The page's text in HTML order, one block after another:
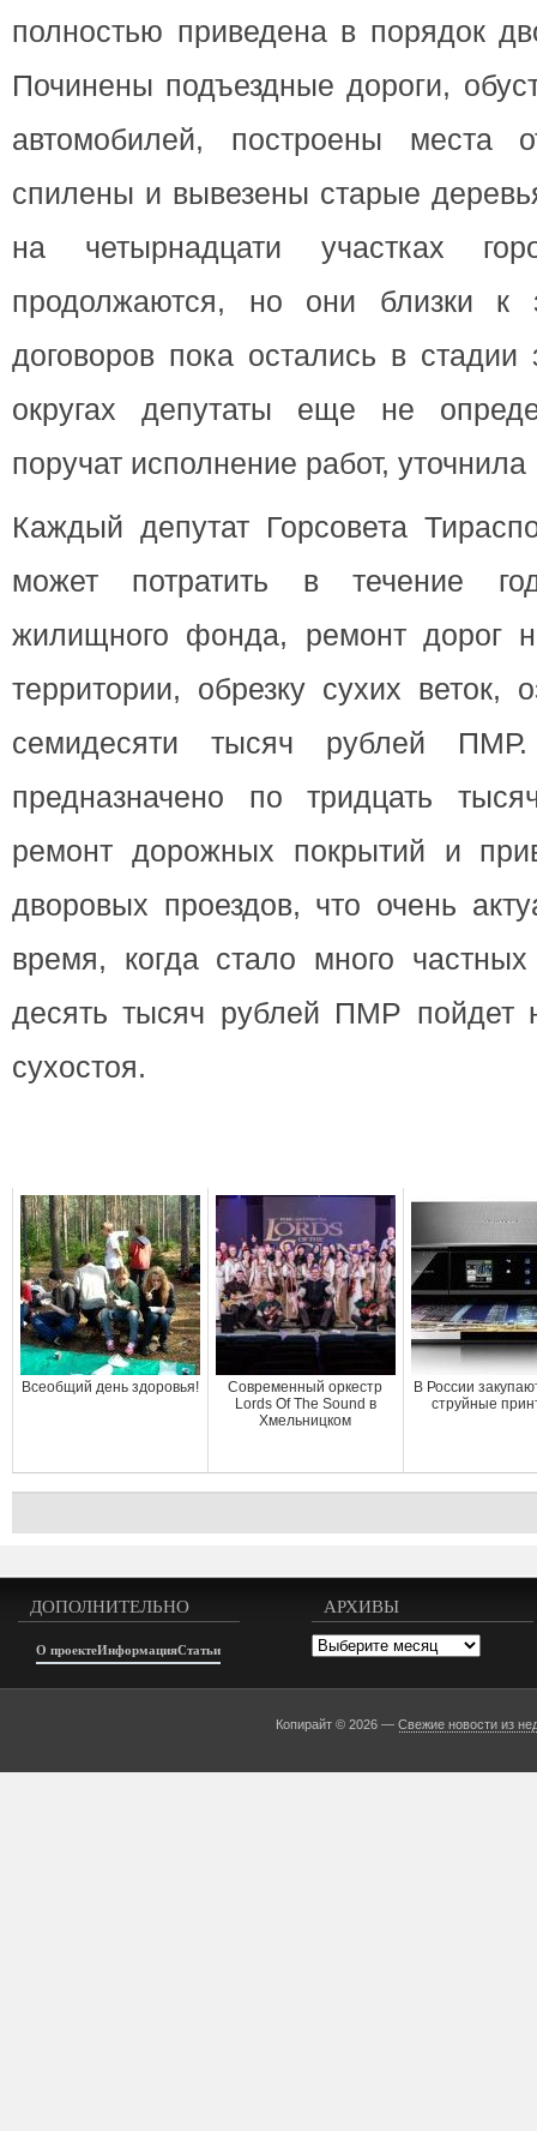
полностью приведена в порядок
Починены подъездные дороги,
автомобилей, построены места
спилены и вывезены старые
на четырнадцати участках
продолжаются, но они близки
договоров пока остались в
округах депутаты еще не
поручат исполнение работ,
Каждый депутат Горсовета
может потратить в течение
жилищного фонда, ремонт дорог
территории, обрезку сухих веток,
семидесяти тысяч рублей
предназначено по тридцать
ремонт дорожных покрытий и
дворовых проездов, что очень
время, когда стало много
десять тысяч рублей ПМР пойдет
сухостоя.
Всеобщий день здоровья!
Современный оркестр
Lords Of The Sound в
Хмельницком
В России
струйные
ДОПОЛНИТЕЛЬНО
О проектеИнформацияСтатьи
АРХИВЫ
Архивы
Копирайт © 2026 —Свежие новости из